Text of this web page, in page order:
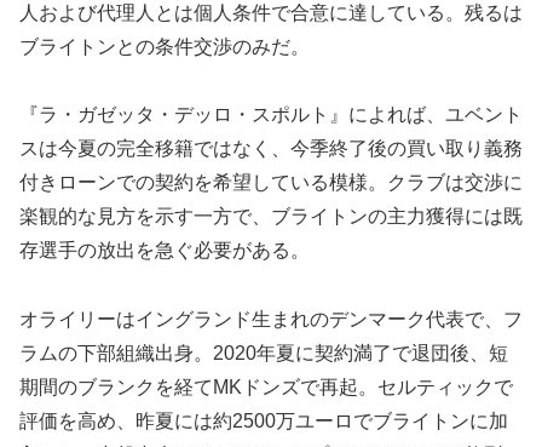
人および代理人とは個人条件で合意に達している。残るは
ブライトンとの条件交渉のみだ。
『ラ・ガゼッタ・デッロ・スポルト』によれば、ユベント
スは今夏の完全移籍ではなく、今季終了後の買い取り義務
付きローンでの契約を希望している模様。クラブは交渉に
楽観的な見方を示す一方で、ブライトンの主力獲得には既
存選手の放出を急ぐ必要がある。
オライリーはイングランド生まれのデンマーク代表で、フ
ラムの下部組織出身。2020年夏に契約満了で退団後、短
期間のブランクを経てMKドンズで再起。セルティックで
評価を高め、昨夏には約2500万ユーロでブライトンに加